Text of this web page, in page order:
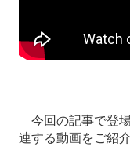
今回の記事で登
連する動画をご紹